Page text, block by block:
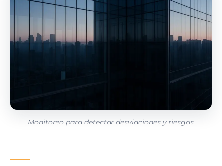
Monitoreo para detectar desviaciones y riesgos